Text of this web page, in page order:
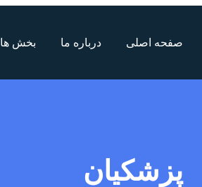
صفحه اصلی درباره ما بخش ها
پزشکیان